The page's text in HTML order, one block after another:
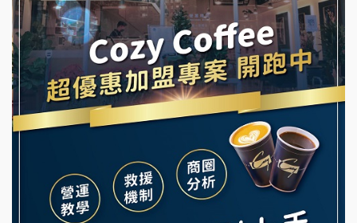
Ramble Café 漫步藍咖啡加盟說明會
微風亭鐵板燒加盟說明會
鮮茶道加盟說明會
【曉妍美妝】誠徵行政櫃檯
自助洗衣店誠徵代洗收送人員(台中市)
韓金量加盟說明會
義氣豐發雞加盟說明會
Mr.Wish加盟說明會
白鬍泡泡 BOHO POPO加盟說明會
雞咕雞咕加盟說明會